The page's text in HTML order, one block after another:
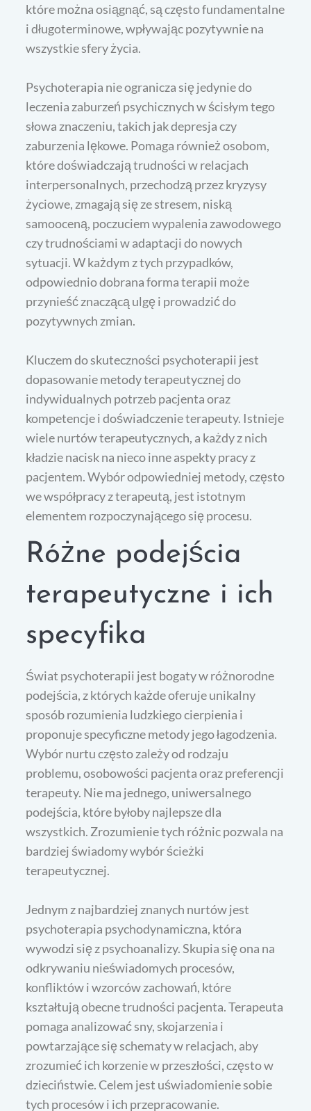
które można osiągnąć, są często fundamentalne
i długoterminowe, wpływając pozytywnie na
wszystkie sfery życia.
Psychoterapia nie ogranicza się jedynie do
leczenia zaburzeń psychicznych w ścisłym tego
słowa znaczeniu, takich jak depresja czy
zaburzenia lękowe. Pomaga również osobom,
które doświadczają trudności w relacjach
interpersonalnych, przechodzą przez kryzysy
życiowe, zmagają się ze stresem, niską
samooceną, poczuciem wypalenia zawodowego
czy trudnościami w adaptacji do nowych
sytuacji. W każdym z tych przypadków,
odpowiednio dobrana forma terapii może
przynieść znaczącą ulgę i prowadzić do
pozytywnych zmian.
Kluczem do skuteczności psychoterapii jest
dopasowanie metody terapeutycznej do
indywidualnych potrzeb pacjenta oraz
kompetencje i doświadczenie terapeuty. Istnieje
wiele nurtów terapeutycznych, a każdy z nich
kładzie nacisk na nieco inne aspekty pracy z
pacjentem. Wybór odpowiedniej metody, często
we współpracy z terapeutą, jest istotnym
elementem rozpoczynającego się procesu.
Różne podejścia
terapeutyczne i ich
specyfika
Świat psychoterapii jest bogaty w różnorodne
podejścia, z których każde oferuje unikalny
sposób rozumienia ludzkiego cierpienia i
proponuje specyficzne metody jego łagodzenia.
Wybór nurtu często zależy od rodzaju
problemu, osobowości pacjenta oraz preferencji
terapeuty. Nie ma jednego, uniwersalnego
podejścia, które byłoby najlepsze dla
wszystkich. Zrozumienie tych różnic pozwala na
bardziej świadomy wybór ścieżki
terapeutycznej.
Jednym z najbardziej znanych nurtów jest
psychoterapia psychodynamiczna, która
wywodzi się z psychoanalizy. Skupia się ona na
odkrywaniu nieświadomych procesów,
konfliktów i wzorców zachowań, które
kształtują obecne trudności pacjenta. Terapeuta
pomaga analizować sny, skojarzenia i
powtarzające się schematy w relacjach, aby
zrozumieć ich korzenie w przeszłości, często w
dzieciństwie. Celem jest uświadomienie sobie
tych procesów i ich przepracowanie.